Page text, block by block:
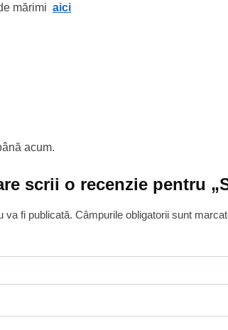
mărimi aici
acum.
scrii o recenzie pentru
va fi publicată. Câmpurile obligatorii sunt